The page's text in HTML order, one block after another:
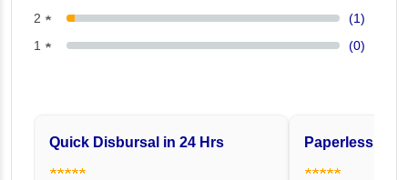
2 ★
(1)
1 ★
(0)
Quick Disbursal in 24 Hrs
★★★★★
Paperless and
★★★★★